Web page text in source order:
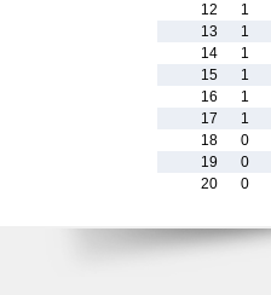
12
1
13
1
14
1
15
1
16
1
17
1
18
0
19
0
20
0